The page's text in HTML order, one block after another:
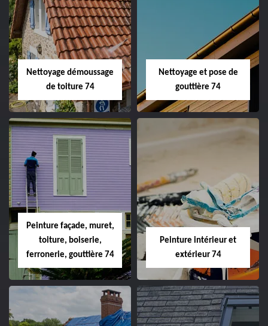
Nettoyage démoussage
de toiture 74
Nettoyage et pose de
gouttière 74
Peinture façade, muret,
toiture, boiserie,
ferronerie, gouttière 74
Peinture intérieur et
extérieur 74